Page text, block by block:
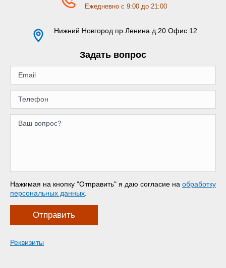
Ежедневно с 9:00 до 21:00
Нижний Новгород пр.Ленина д.20 Офис 12
Задать вопрос
Нажимая на кнопку "Отправить" я даю согласие на обработку
персональных данных
Отправить
Реквизиты